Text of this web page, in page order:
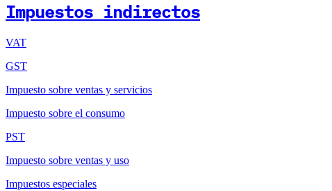
Impuestos indirectos
VAT
GST
Impuesto sobre ventas y servicios
Impuesto sobre el consumo
PST
Impuesto sobre ventas y uso
Impuestos especiales